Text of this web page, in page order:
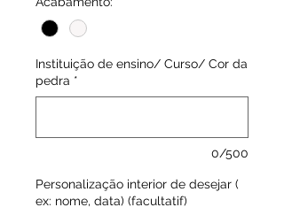
Instituição de ensino/ Curso/ Cor da
pedra *
0/500
Personalização interior de desejar (
ex: nome, data) (facultatif)